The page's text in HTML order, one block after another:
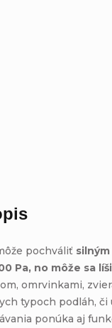
pochváliť
Pa, no môže sa
omrvinkami,
typoch podláh, či
ponúka aj